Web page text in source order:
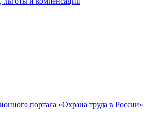
портала «Охрана труда в России»